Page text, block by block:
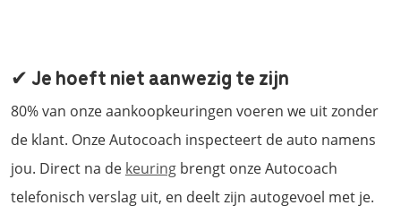
✔ Je hoeft niet aanwezig te zijn
80% van onze aankoopkeuringen voeren we uit zonder
de klant. Onze Autocoach inspecteert de auto namens
jou. Direct na de keuring brengt onze Autocoach
telefonisch verslag uit, en deelt zijn autogevoel met je.